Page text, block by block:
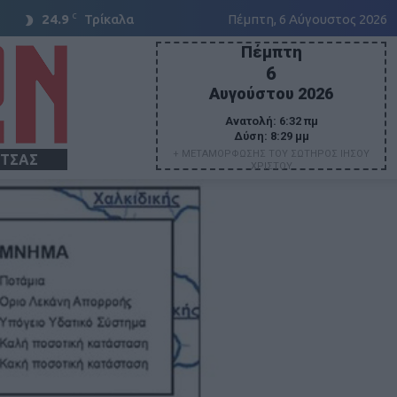
24.9 C Τρίκαλα Πέμπτη, 6 Αύγουστος 2026
Πέμπτη
6
Αυγούστου 2026
Ανατολή: 6:32 πμ
Δύση: 8:29 μμ
+ ΜΕΤΑΜΟΡΦΩΣΗΣ ΤΟΥ ΣΩΤΗΡΟΣ ΙΗΣΟΥ
ΧΡΙΣΤΟΥ